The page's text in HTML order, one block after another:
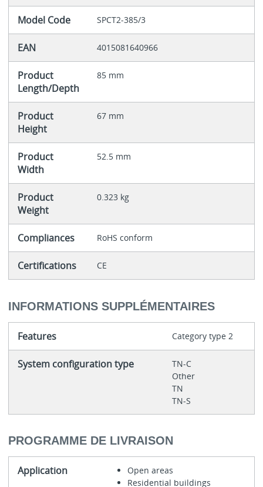
Model Code SPCT2-385/3
EAN 4015081640966
Product
Length/Depth
85 mm
Product
Height
67 mm
Product
Width
52.5 mm
Product
Weight
0.323 kg
Compliances RoHS conform
Certifications CE
INFORMATIONS SUPPLÉMENTAIRES
Features Category type 2
System configuration type
TN-C
Other
TN
TN-S
PROGRAMME DE LIVRAISON
Application
Open areas
Residential buildings